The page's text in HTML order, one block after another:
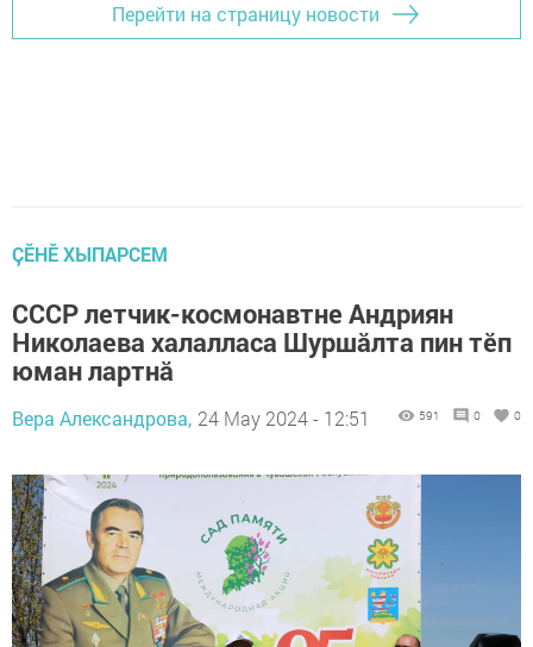
Перейти на страницу новости
ÇӖНӖ ХЫПАРСЕМ
СССР летчик-космонавтне Андриян
Николаева халалласа Шуршăлта пин тӗп
юман лартнă
Вера Александрова, 24 May 2024 - 12:51 591 0 0